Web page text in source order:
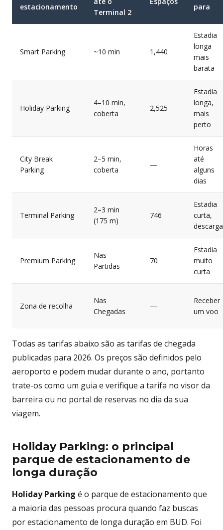
estacionamento
Terminal 2
para
Smart Parking ~10 min 1,440
Estadia
longa
mais
barata
Holiday Parking
4–10 min,
coberta
2,525
Estadia
longa,
mais
perto
City Break
Parking
2–5 min,
coberta
—
Horas
até
alguns
dias
Terminal Parking
2–3 min
(175 m)
746
Estadia
curta,
descarga
Premium Parking
Nas
Partidas
70
Estadia
muito
curta
Zona de recolha
Nas
Chegadas
—
Receber
um voo
Todas as tarifas abaixo são as tarifas de chegada
publicadas para 2026. Os preços são definidos pelo
aeroporto e podem mudar durante o ano, portanto
trate-os como um guia e verifique a tarifa no visor da
barreira ou no portal de reservas no dia da sua
viagem.
Holiday Parking: o principal
parque de estacionamento de
longa duração
Holiday Parking é o parque de estacionamento que
a maioria das pessoas procura quando faz buscas
por estacionamento de longa duração em BUD. Foi